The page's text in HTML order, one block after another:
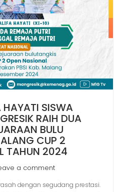
HAYATI SISWA
RAIH DUA
BULU
CUP 2
TAHUN 2024
a comment
dengan segudang prestasi.